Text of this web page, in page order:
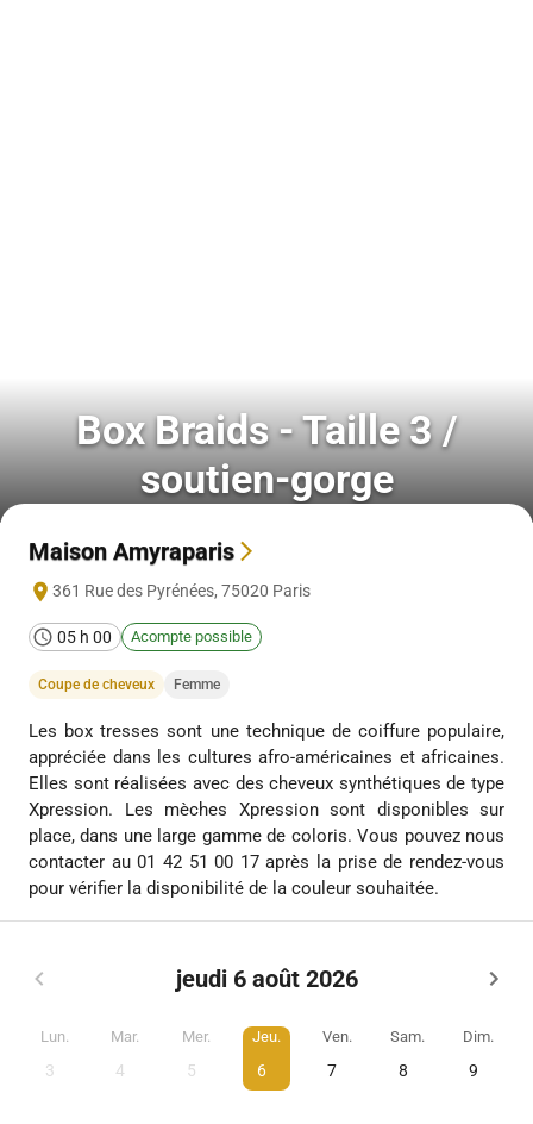
Box Braids - Taille 3 /
soutien-gorge
Maison Amyraparis
361 Rue des Pyrénées, 75020 Paris
05 h 00 Acompte possible
Coupe de cheveux Femme
Les box tresses sont une technique de coiffure populaire,
appréciée dans les cultures afro-américaines et africaines.
Elles sont réalisées avec des cheveux synthétiques de type
Xpression. Les mèches Xpression sont disponibles sur
place, dans une large gamme de coloris. Vous pouvez nous
contacter au 01 42 51 00 17 après la prise de rendez-vous
pour vérifier la disponibilité de la couleur souhaitée.
jeudi 6 août 2026
Lun.
3
Mar.
4
Mer.
5
Jeu.
6
Ven.
7
Sam.
8
Dim.
9